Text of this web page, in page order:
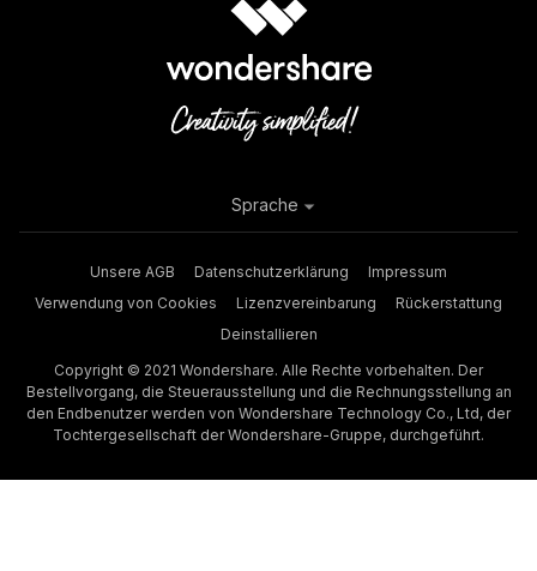
Unsere AGB Datenschutzerklärung
Impressum
Verwendung von Cookies
Lizenzvereinbarung
Rückerstattung
Deinstallieren
Copyright © 2021 Wondershare. Alle Rechte vorbehalten. Der
Bestellvorgang, die Steuerausstellung und die Rechnungsstellung an
den Endbenutzer werden von Wondershare Technology Co., Ltd, der
Tochtergesellschaft der Wondershare-Gruppe, durchgeführt.
Sprache